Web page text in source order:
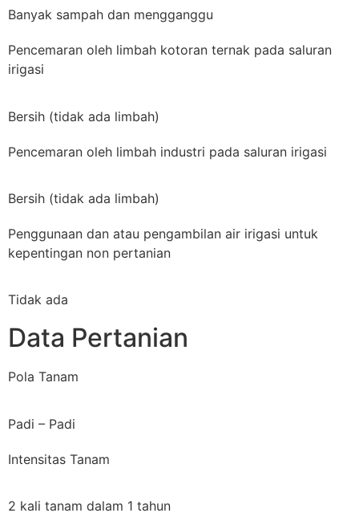
Banyak sampah dan mengganggu
Pencemaran oleh limbah kotoran ternak pada saluran
irigasi
Bersih (tidak ada limbah)
Pencemaran oleh limbah industri pada saluran irigasi
Bersih (tidak ada limbah)
Penggunaan dan atau pengambilan air irigasi untuk
kepentingan non pertanian
Tidak ada
Data Pertanian
Pola Tanam
Padi – Padi
Intensitas Tanam
2 kali tanam dalam 1 tahun